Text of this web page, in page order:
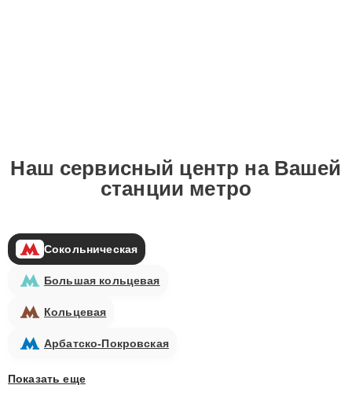
Наш сервисный центр на Вашей
станции метро
Сокольническая
Большая кольцевая
Кольцевая
Арбатско-Покровская
Показать еще